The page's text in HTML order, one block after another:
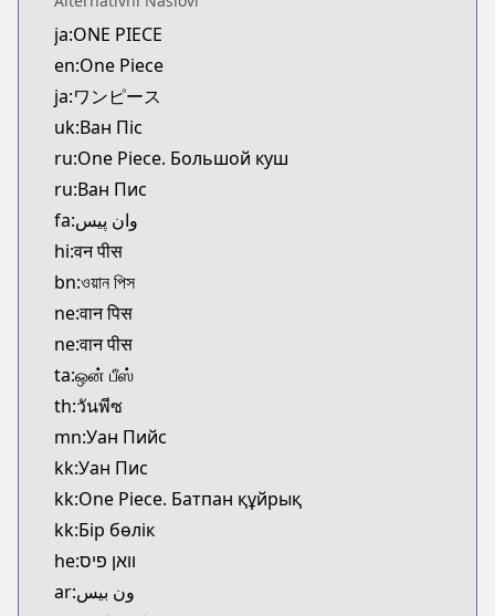
Kitsu
https://kitsu.app/manga/38
CDJapan
CDJapan
https://www.anime-planet.com/manga/https://
MangaUpdates
https://www.mangaupdates.com/
Book☆Walker
Book☆Walker
https://bookwalker.jp/series/13002/list
Official English
Official English
ja:ONE PIECE
en:One Piece
ja:ワンピース
uk:Ван Піс
ru:One Piece. Большой куш
ru:Ван Пис
fa:وان پیس
hi:वन पीस
bn:ওয়ান পিস
ne:वान पिस
ne:वान पीस
ta:ஒன் பீஸ்
th:วันพีซ
mn:Уан Пийс
kk:Уан Пис
kk:One Piece. Батпан құйрық
kk:Бір бөлік
he:וואן פיס
ar:ون بيس